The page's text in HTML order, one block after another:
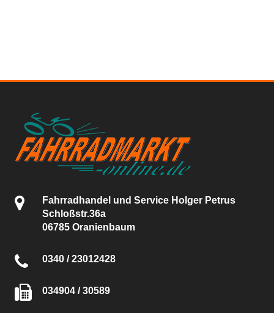
Fahrradhandel und Service Holger Petrus
Schloßstr.36a
06785 Oranienbaum
0340 / 23012428
034904 / 30589